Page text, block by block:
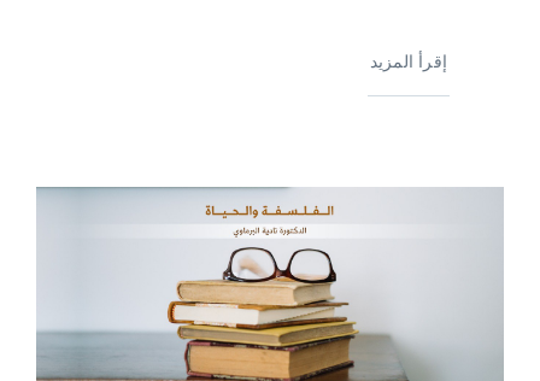
إقرأ المزيد